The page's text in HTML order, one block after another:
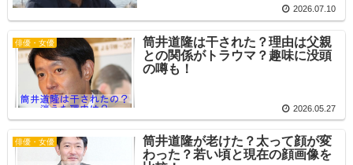
2026.07.10
俳優・女優
筒井道隆は干された？理由は父親
との関係がトラウマ？趣味に没頭
の噂も！
2026.05.27
俳優・女優
筒井道隆が老けた？太って顔が変
わった？若い頃と現在の顔画像を